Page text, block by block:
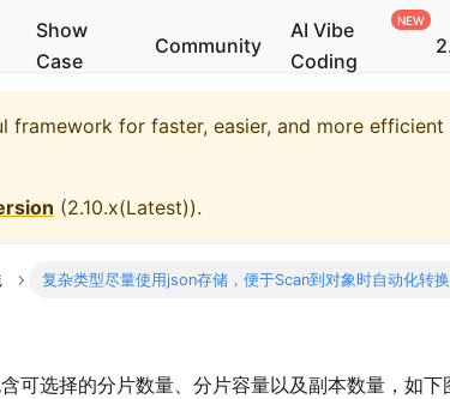
Show
Case
Community
AI Vibe
Coding
framework for faster, easier, and more
(2.10.x(Latest)).
复杂类型尽量使用json存储，便于Scan到对象时自动化转
可选择的分片数量、分片容量以及副本数量，如